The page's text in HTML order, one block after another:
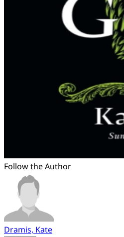
Follow the Author
Dramis, Kate